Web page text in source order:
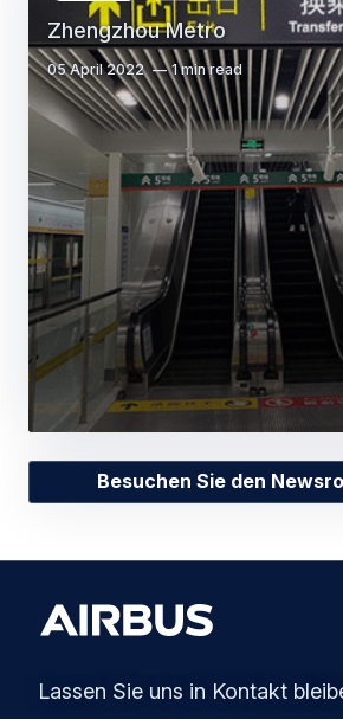
Zhengzhou Metro
05 April 2022 1 min read
Besuchen Sie den
Lassen Sie uns in Kontakt